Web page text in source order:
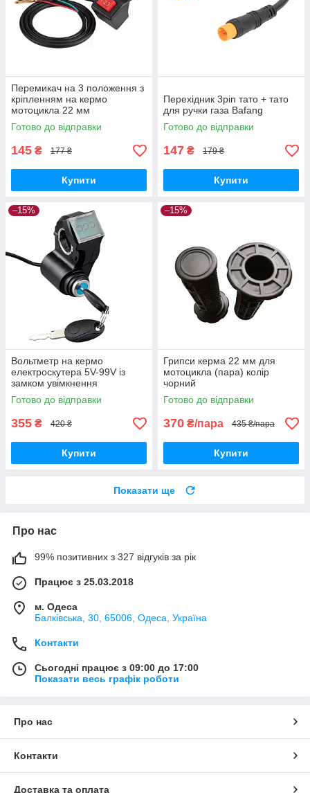
Перемикач на 3 положення з
кріпленням на кермо
мотоцикла 22 мм
Готово до відправки
145 ₴ 177 ₴
Купити
Перехідник 3pin тато + тато
для ручки газа Bafang
Готово до відправки
147 ₴ 179 ₴
Купити
–15%
Вольтметр на кермо
електроскутера 5V-99V із
замком увімкнення
Готово до відправки
355 ₴ 420 ₴
Купити
–15%
Грипси керма 22 мм для
мотоцикла (пара) колір
чорний
Готово до відправки
370 ₴/пара 435 ₴/пара
Купити
Показати ще
Про нас
99% позитивних з 327 відгуків за рік
Працює з 25.03.2018
м. Одеса
Балківська, 30, 65006, Одеса, Україна
Контакти
Сьогодні працює з 09:00 до 17:00
Показати весь графік роботи
Про нас
Контакти
Доставка та оплата